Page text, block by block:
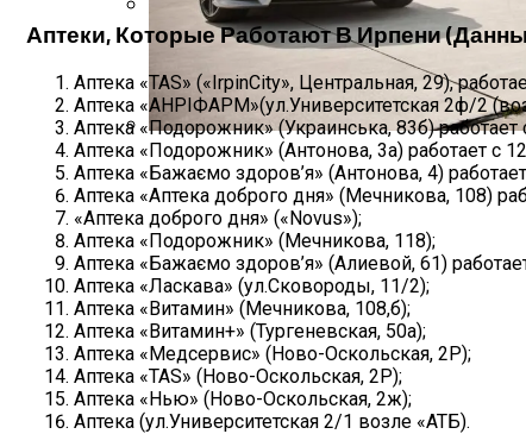
Зеленский Летит На Встречу С
Названы Подержанные Автомобили
Аптеки, Которые Работают В Ирпени
Аптека «TAS» («IrpinCity», Центральная, 29),
Аптека «АНРІФАРМ»(ул.Университетская 2ф/2
Аптека «Подорожник» (Украинська, 83б) работает
Аптека «Подорожник» (Антонова, 3а) работает с
Аптека «Бажаємо здоров’я» (Антонова, 4)
Аптека «Аптека доброго дня» (Мечникова, 108)
«Аптека доброго дня» («Novus»);
Аптека «Подорожник» (Мечникова, 118);
Аптека «Бажаємо здоров’я» (Алиевой, 61)
Аптека «Ласкава» (ул.Сковороды, 11/2);
Аптека «Витамин» (Мечникова, 108,б);
Аптека «Витамин+» (Тургеневская, 50а);
Аптека «Медсервис» (Ново-Оскольская, 2Р);
Аптека «TAS» (Ново-Оскольская, 2Р);
Аптека «Нью» (Ново-Оскольская, 2ж);
Аптека (ул.Университетская 2/1 возле «АТБ).